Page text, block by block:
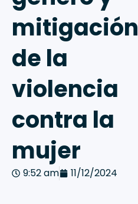
mitigación
de la
violencia
contra la
mujer
9:52 am 11/12/2024